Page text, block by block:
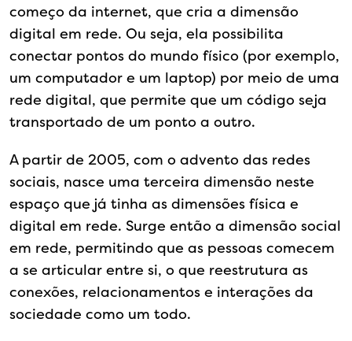
começo da internet, que cria a dimensão
digital em rede. Ou seja, ela possibilita
conectar pontos do mundo físico (por exemplo,
um computador e um laptop) por meio de uma
rede digital, que permite que um código seja
transportado de um ponto a outro.
A partir de 2005, com o advento das redes
sociais, nasce uma terceira dimensão neste
espaço que já tinha as dimensões física e
digital em rede. Surge então a dimensão social
em rede, permitindo que as pessoas comecem
a se articular entre si, o que reestrutura as
conexões, relacionamentos e interações da
sociedade como um todo.